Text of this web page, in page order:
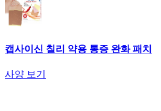
캡사이신 칠리 약용 통증 완화 패치
사양 보기